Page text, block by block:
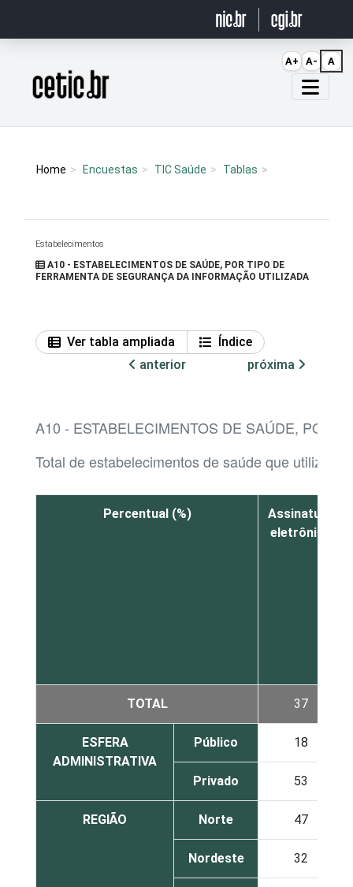
Página inicial
Home Encuestas TIC Saúde Tablas
Estabelecimentos
A10 - ESTABELECIMENTOS DE SAÚDE, POR TIPO DE
FERRAMENTA DE SEGURANÇA DA INFORMAÇÃO UTILIZADA
Ver tabla ampliada
Índice
anterior
próxima
A10 - ESTABELECIMENTOS DE SAÚDE, POR
Total de estabelecimentos de saúde que
Percentual (%)
Assinatura
eletrônica
TOTAL 37
ESFERA
ADMINISTRATIVA
Público 18
Privado 53
REGIÃO Norte 47
Nordeste 32
A+ A- A